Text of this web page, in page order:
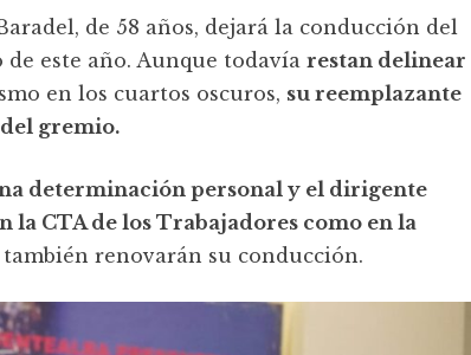
de 58 años, dejará la conducción del
este año. Aunque todavía restan delinear
en los cuartos oscuros, su reemplazante
gremio.
determinación personal y el dirigente
la CTA de los Trabajadores como en la
renovarán su conducción.